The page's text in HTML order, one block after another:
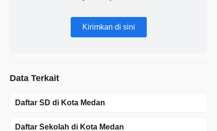
Kirimkan di sini
Data Terkait
Daftar SD di Kota Medan
Daftar Sekolah di Kota Medan